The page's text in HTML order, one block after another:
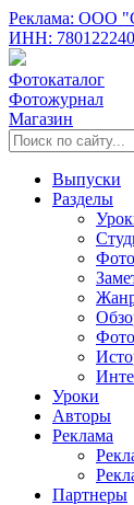
Реклама: ООО
ИНН:
Фотокаталог
Фотожурнал
Магазин
Выпуски
Разделы
Уроки
Авторы
Реклама
Партнеры